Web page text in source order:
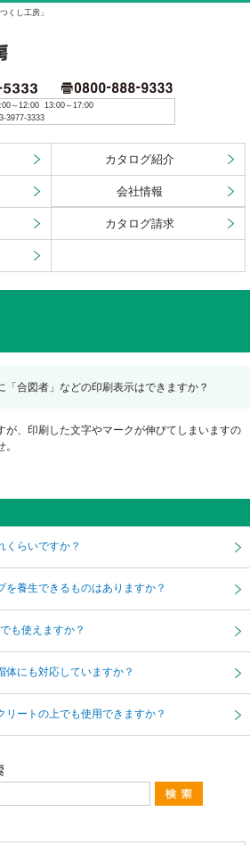
くし工房」
～12:00 13:00～17:00
3977-3333
カタログ紹介
会社情報
カタログ請求
「合図者」などの印刷表示はできますか？
が、印刷した文字やマークが伸びてしまいますの
くらいですか？
を養生できるものはありますか？
も使えますか？
体にも対応していますか？
リートの上でも使用できますか？